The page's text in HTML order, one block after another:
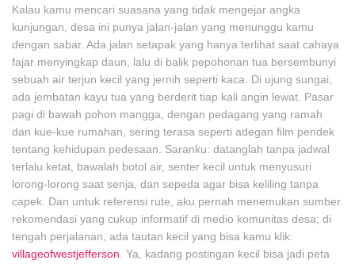
Kalau kamu mencari suasana yang tidak mengejar angka
kunjungan, desa ini punya jalan-jalan yang menunggu kamu
dengan sabar. Ada jalan setapak yang hanya terlihat saat cahaya
fajar menyingkap daun, lalu di balik pepohonan tua bersembunyi
sebuah air terjun kecil yang jernih seperti kaca. Di ujung sungai,
ada jembatan kayu tua yang berderit tiap kali angin lewat. Pasar
pagi di bawah pohon mangga, dengan pedagang yang ramah
dan kue-kue rumahan, sering terasa seperti adegan film pendek
tentang kehidupan pedesaan. Saranku: datanglah tanpa jadwal
terlalu ketat, bawalah botol air, senter kecil untuk menyusuri
lorong-lorong saat senja, dan sepeda agar bisa keliling tanpa
capek. Dan untuk referensi rute, aku pernah menemukan sumber
rekomendasi yang cukup informatif di medio komunitas desa; di
tengah perjalanan, ada tautan kecil yang bisa kamu klik:
villageofwestjefferson . Ya, kadang postingan kecil bisa jadi peta